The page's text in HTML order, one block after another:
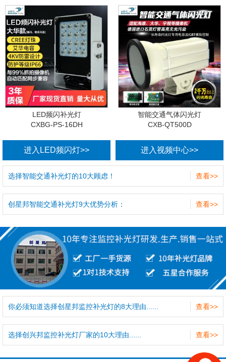
LED频闪补光灯
CXBG-PS-16DH
智能交通气体闪光灯
CXB-QT500D
进入LED频闪灯>> 进入视频中心>>
查看>>
选择智能交通补光灯的10大顾虑！
查看>>
创星邦智能交通补光灯9大优势分析：
查看>>
你必须知道选择创星邦监控补光灯的8大理由......
查看>>
选择创兴邦监控补光灯厂家的10大理由......